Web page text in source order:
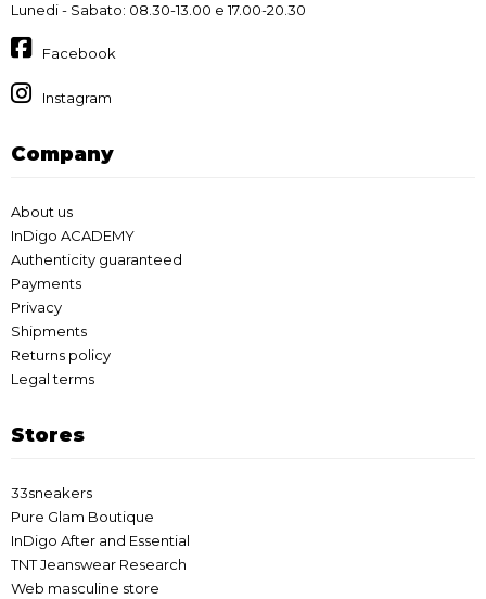
Lunedi - Sabato: 08.30-13.00 e 17.00-20.30
Facebook
Instagram
Company
About us
InDigo ACADEMY
Authenticity guaranteed
Payments
Privacy
Shipments
Returns policy
Legal terms
Stores
33sneakers
Pure Glam Boutique
InDigo After and Essential
TNT Jeanswear Research
Web masculine store